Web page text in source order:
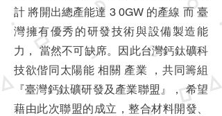
計 將開出總產能達 3 0GW 的產線 而 臺
灣擁有優秀的研發技術與設備製造能
力， 當然不可缺席。因此台灣鈣鈦礦科
技欲偕同太陽能 相關 產業 ，共同籌組
『臺灣鈣鈦礦研發及產業聯盟』， 希望
藉由此次聯盟的成立，整合材料開發、